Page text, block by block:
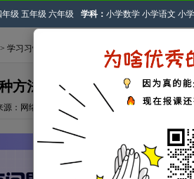
年级 五年级 六年级 学科： 小学数学 小学语文 小
> 学习习惯
方法，让阅读成为孩子终生
源： 网络资源 文章作者：奥数网整理 2018-03-15